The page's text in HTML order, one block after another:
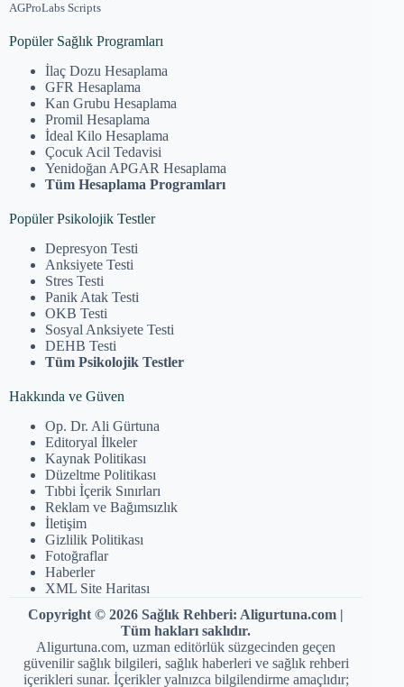
AGProLabs Scripts
Popüler Sağlık Programları
İlaç Dozu Hesaplama
GFR Hesaplama
Kan Grubu Hesaplama
Promil Hesaplama
İdeal Kilo Hesaplama
Çocuk Acil Tedavisi
Yenidoğan APGAR Hesaplama
Tüm Hesaplama Programları
Popüler Psikolojik Testler
Depresyon Testi
Anksiyete Testi
Stres Testi
Panik Atak Testi
OKB Testi
Sosyal Anksiyete Testi
DEHB Testi
Tüm Psikolojik Testler
Hakkında ve Güven
Op. Dr. Ali Gürtuna
Editoryal İlkeler
Kaynak Politikası
Düzeltme Politikası
Tıbbi İçerik Sınırları
Reklam ve Bağımsızlık
İletişim
Gizlilik Politikası
Fotoğraflar
Haberler
XML Site Haritası
Copyright © 2026 Sağlık Rehberi: Aligurtuna.com |
Tüm hakları saklıdır.
Aligurtuna.com, uzman editörlük süzgecinden geçen
güvenilir sağlık bilgileri, sağlık haberleri ve sağlık rehberi
içerikleri sunar. İçerikler yalnızca bilgilendirme amaçlıdır;